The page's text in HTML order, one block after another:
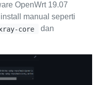
OpenWrt 19.07
manual seperti
core dan